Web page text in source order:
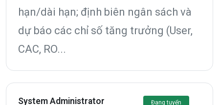
hạn/dài hạn; định biên ngân sách và
dự báo các chỉ số tăng trưởng (User,
CAC, RO...
System Administrator Đang tuyển